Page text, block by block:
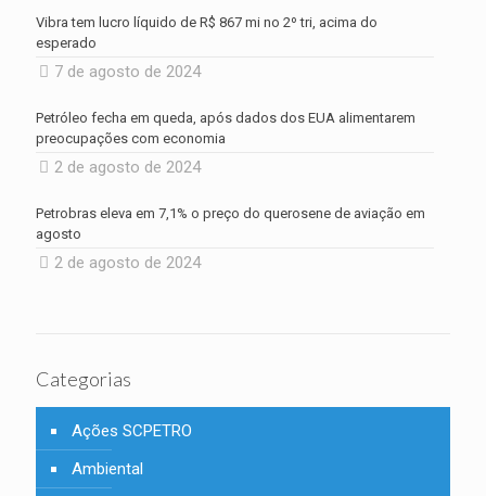
Vibra tem lucro líquido de R$ 867 mi no 2º tri, acima do
esperado
7 de agosto de 2024
Petróleo fecha em queda, após dados dos EUA alimentarem
preocupações com economia
2 de agosto de 2024
Petrobras eleva em 7,1% o preço do querosene de aviação em
agosto
2 de agosto de 2024
Categorias
Ações SCPETRO
Ambiental